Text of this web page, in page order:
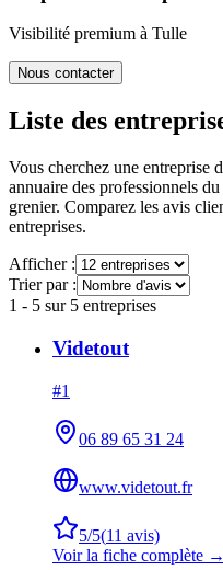
Visibilité premium à Tulle
Nous contacter
Liste des
Vous cherchez une entreprise
annuaire des professionnels
grenier. Comparez les avis
entreprises.
Afficher :
Trier par :
1 - 5 sur 5 entreprises
Videtout
#1
06 89 65 31 24
www.videtout.fr
5/5(11 avis)
Voir la fiche complète →